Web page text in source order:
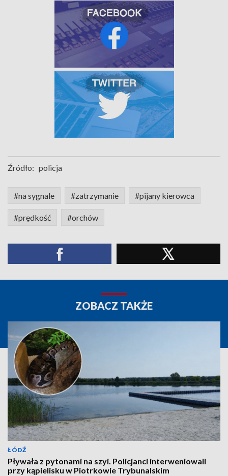
Źródło: policja
#na sygnale #zatrzymanie #pijany kierowca
#prędkość #orchów
ZOBACZ TAKŻE
ŁÓDŹ
Pływała z pytonami na szyi. Policjanci interweniowali
przy kąpielisku w Piotrkowie Trybunalskim